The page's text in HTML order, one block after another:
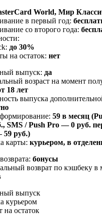
World, Мир
в первый год:
со второго года:
до 30%
на остаток: нет
выпуск: да
возраст на момент
18 лет
выпуска
59 в месяц
SMS / Push Pro — 0 руб.
59 руб.)
карты: курьером, в
бонусы
возврат по кэшбеку в
выпуск
курьером
на остаток